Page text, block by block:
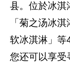
县。位於冰淇
「菊之汤冰
软冰淇淋」等
您还可以享受